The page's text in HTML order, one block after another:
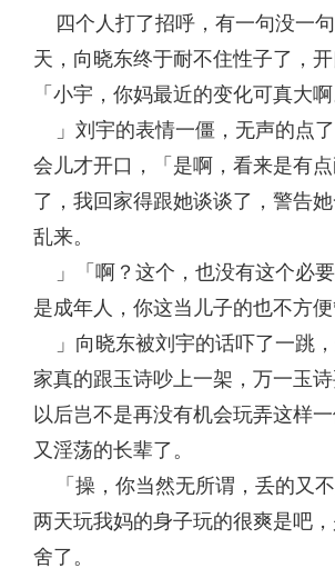
四个人打了招呼，有一句没一
天，向晓东终于耐不住性子了，开
「小宇，你妈最近的变化可真大啊
」刘宇的表情一僵，无声的点
会儿才开口，「是啊，看来是有
了，我回家得跟她谈谈了，警告
乱来。
」「啊？这个，也没有这个必
是成年人，你这当儿子的也不方便
」向晓东被刘宇的话吓了一跳
家真的跟玉诗吵上一架，万一玉
以后岂不是再没有机会玩弄这样
又淫荡的长辈了。
「操，你当然无所谓，丢的又
两天玩我妈的身子玩的很爽是吧
舍了。